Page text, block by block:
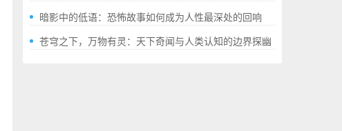
暗影中的低语：恐怖故事如何成为人性最深处的回响
苍穹之下，万物有灵：天下奇闻与人类认知的边界探幽